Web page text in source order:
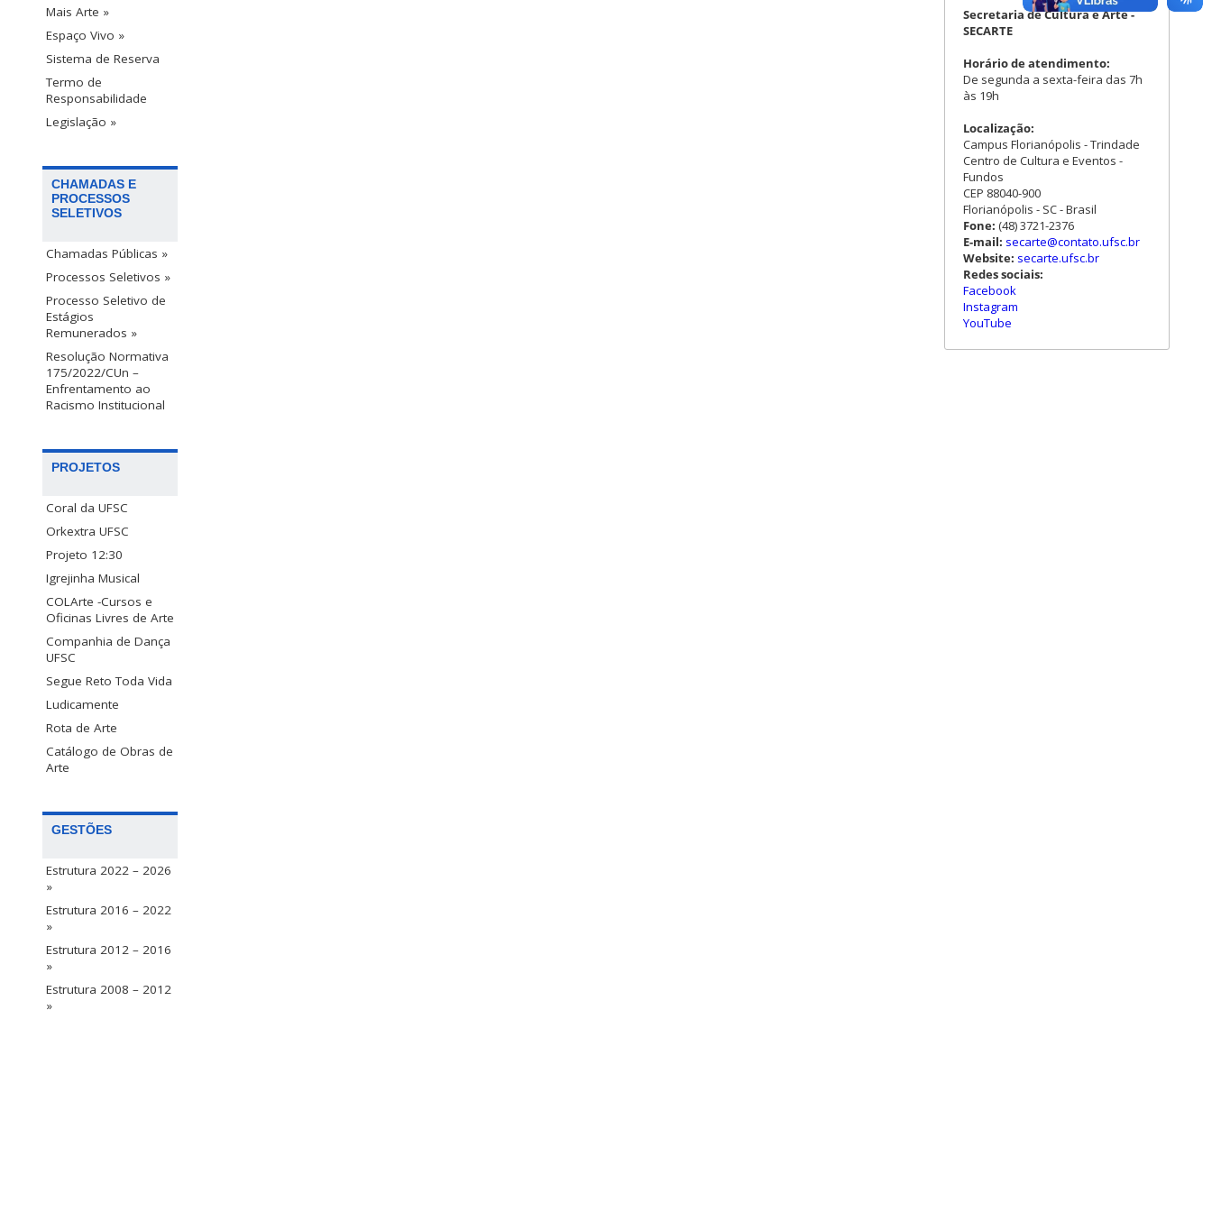
Mais Arte »
Espaço Vivo »
Sistema de Reserva
Termo de
Responsabilidade
Legislação »
CHAMADAS E
PROCESSOS
SELETIVOS
Chamadas Públicas »
Processos Seletivos »
Processo Seletivo de
Estágios
Remunerados »
Resolução Normativa
175/2022/CUn –
Enfrentamento ao
Racismo Institucional
PROJETOS
Coral da UFSC
Orkextra UFSC
Projeto 12:30
Igrejinha Musical
COLArte -Cursos e
Oficinas Livres de Arte
Companhia de Dança
UFSC
Segue Reto Toda Vida
Ludicamente
Rota de Arte
Catálogo de Obras de
Arte
GESTÕES
Estrutura 2022 – 2026
»
Estrutura 2016 – 2022
»
Estrutura 2012 – 2016
»
Estrutura 2008 – 2012
»
Secretaria de Cultura e Arte -
SECARTE
Horário de atendimento:
De segunda a sexta-feira das 7h
às 19h
Localização:
Campus Florianópolis - Trindade
Centro de Cultura e Eventos -
Fundos
CEP 88040-900
Florianópolis - SC - Brasil
Fone: (48) 3721-2376
E-mail: secarte@contato.ufsc.br
Website: secarte.ufsc.br
Redes sociais:
Facebook
Instagram
YouTube